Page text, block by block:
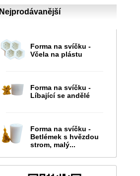
Nejprodávanější
Forma na svíčku -
Včela na plástu
Forma na svíčku -
Líbající se andělé
Forma na svíčku -
Betlémek s hvězdou
strom, malý...